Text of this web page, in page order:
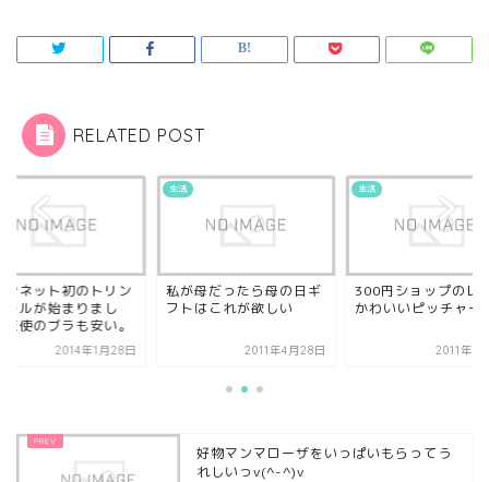
RELATED POST
ンネット初のトリン
ールが始まりまし
使のブラも安い。
2014年1月28日
生活
私が母だったら母の日ギ
フトはこれが欲しい
2011年4月28日
生活
300円ショップのレ
かわいいピッチャー
2011年5
好物マンマローザをいっぱいもらってう
れしいっv(^-^)v